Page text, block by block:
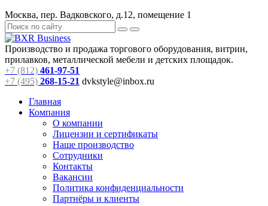
Москва, пер. Вадковского, д.12, помещение 1
Производство и продажа торгового оборудования, витрин,
прилавков, металлической мебели и детских площадок.
+7 (812) 461-97-51
+7 (495) 268-15-21 dvkstyle@inbox.ru
Главная
Компания
О компании
Лицензии и сертификаты
Наше производство
Сотрудники
Контакты
Вакансии
Политика конфиденциальности
Партнёры и клиенты